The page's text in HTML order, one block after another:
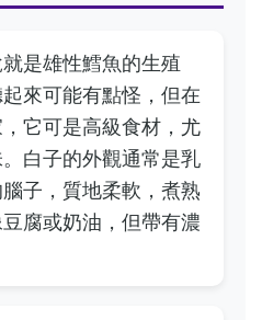
是雄性鱈魚的生殖
來可能有點怪，但在
它可是高級食材，尤
白子的外觀通常是乳
子，質地柔軟，煮熟
腐或奶油，但帶有濃